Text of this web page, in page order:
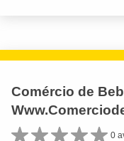
Comércio de
0